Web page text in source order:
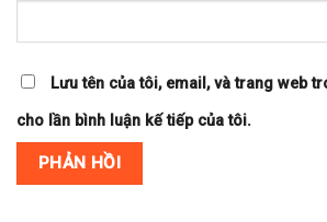
Lưu tên của tôi, email, và trang web
cho lần bình luận kế tiếp của tôi.